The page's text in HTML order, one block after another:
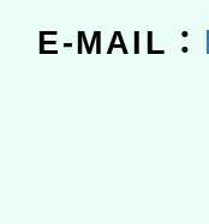
E-MAIL：